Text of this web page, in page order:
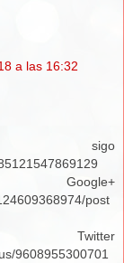
a las 16:32
post
9608955300701